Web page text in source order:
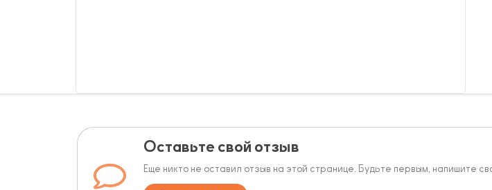
Оставьте свой отзыв
Еще никто не оставил отзыв на этой странице. Будьте первым, напишите